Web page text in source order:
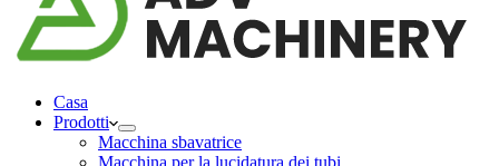
Casa
Prodotti
Macchina sbavatrice
Macchina per la lucidatura dei tubi